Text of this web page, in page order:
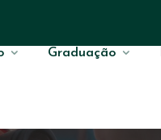
Graduação